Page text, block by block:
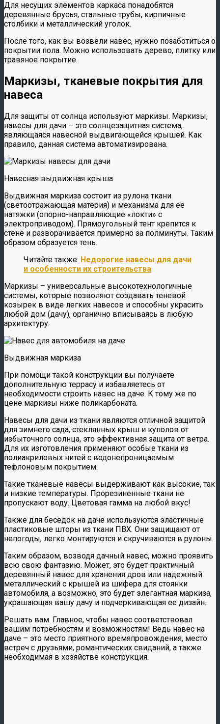
Для несущих элементов каркаса понадобятся
деревянные брусья, стальные трубы, кирпичные
столбики и металлический уголок.
После того, как вы возвели навес, нужно позаботиться о
покрытии пола. Можно использовать дерево, плитку или
травяное покрытие.
Маркизы, тканевые покрытия для
навеса
Для защиты от солнца используют маркизы. Маркизы,
навесы для дачи – это солнцезащитная система,
являющаяся навесной выдвигающейся крышей. Как
правило, данная система автоматизирована.
Навесная выдвижная крыша
Выдвижная маркиза состоит из рулона ткани
(светоотражающая материя) и механизма для ее
натяжки (опорно-направляющие «локти» с
электроприводом). Прямоугольный тент крепится к
стене и разворачивается примерно за полминуты. Таким
образом образуется тень.
Читайте также: Недорогие навесы для дачи
и особенности их строительства
Маркизы – универсальные высокотехнологичные
системы, которые позволяют создавать теневой
козырек в виде легких навесов и способны украсить
любой дом (дачу), органично вписываясь в любую
архитектуру.
Выдвижная маркиза
При помощи такой конструкции вы получаете
дополнительную террасу и избавляетесь от
необходимости строить навес на даче. К тому же по
цене маркизы ниже поликарбоната.
Навесы для дачи из ткани являются отличной защитой
для зимнего сада, стеклянных крыш и куполов от
избыточного солнца, это эффективная защита от ветра.
Для их изготовления применяют особые ткани из
полиакриловых нитей с водонепроницаемым
тефлоновым покрытием.
Такие тканевые навесы выдерживают как высокие, так
и низкие температуры. Прорезиненные ткани не
пропускают воду. Цветовая гамма на любой вкус!
Также для беседок на даче используются эластичные
пластиковые шторы из ткани ПВХ. Они защищают от
непогоды, легко монтируются и скручиваются в рулоны.
Таким образом, возводя дачный навес, можно проявить
всю свою фантазию. Может, это будет практичный
деревянный навес для хранения дров или надежный
металлический с крышей из шифера для стоянки
автомобиля, а возможно, это будет элегантная маркиза,
украшающая вашу дачу и подчеркивающая ее дизайн.
Решать вам. Главное, чтобы навес соответствовал
вашим потребностям и возможностям! Ведь навес на
даче – это место приятного времяпровождения, место
встреч с друзьями, романтических свиданий, а также
необходимая в хозяйстве конструкция.